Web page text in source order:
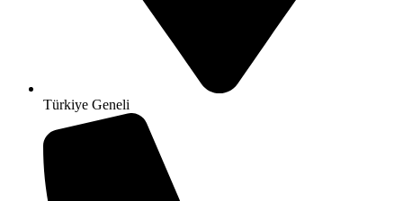
Türkiye Geneli